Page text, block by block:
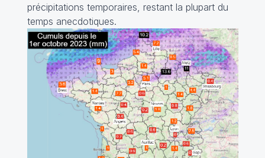
précipitations temporaires, restant la plupart du
temps anecdotiques.